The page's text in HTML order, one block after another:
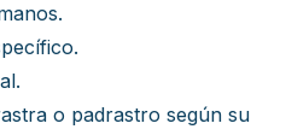
o padrastro según su